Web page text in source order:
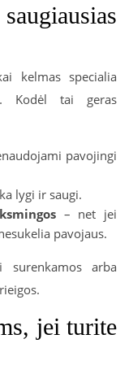
kelmas specialia
Kodėl tai geras
pavojingi
lygi ir saugi.
– net jei
pavojaus.
surenkamos arba
jei turite